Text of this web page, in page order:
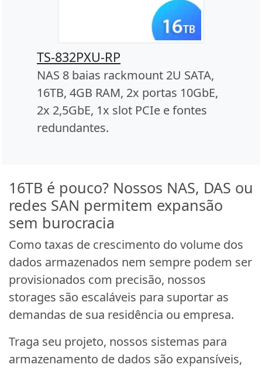
TS-832PXU-RP
NAS 8 baias rackmount 2U SATA,
16TB, 4GB RAM, 2x portas 10GbE,
2x 2,5GbE, 1x slot PCIe e fontes
redundantes.
16TB é pouco? Nossos NAS, DAS ou
redes SAN permitem expansão
sem burocracia
Como taxas de crescimento do volume dos
dados armazenados nem sempre podem ser
provisionados com precisão, nossos
storages são escaláveis para suportar as
demandas de sua residência ou empresa.
Traga seu projeto, nossos sistemas para
armazenamento de dados são expansíveis,